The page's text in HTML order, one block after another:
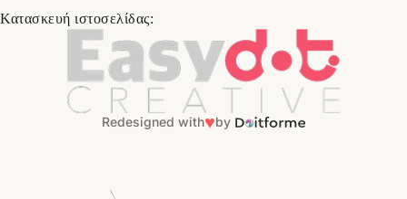
Κατασκευή ιστοσελίδας:
Redesigned with♥by